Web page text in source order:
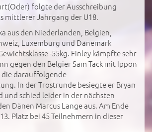
folgte der Ausschreibung
mittlerer Jahrgang der U18.
aus den Niederlanden, Belgien,
Luxemburg und Dänemark
-55kg. Finley kämpfte sehr
gegen den Belgier Sam Tack mit Ippon
darauffolgende
In der Trostrunde besiegte er Bryan
und schied leider in der nächsten
Dänen Marcus Lange aus. Am Ende
Platz bei 45 Teilnehmern in dieser